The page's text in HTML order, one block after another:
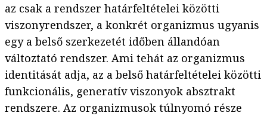
az csak a rendszer határfeltételei közötti
viszonyrendszer, a konkrét organizmus ugyanis
egy a belső szerkezetét időben állandóan
változtató rendszer. Ami tehát az organizmus
identitását adja, az a belső határfeltételei közötti
funkcionális, generatív viszonyok absztrakt
rendszere. Az organizmusok túlnyomó része